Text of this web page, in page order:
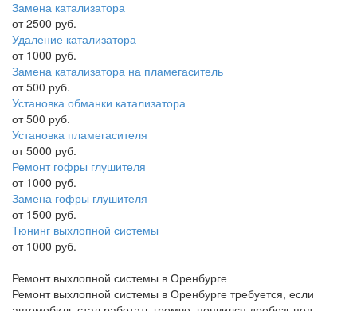
Замена катализатора
от 2500 руб.
Удаление катализатора
от 1000 руб.
Замена катализатора на пламегаситель
от 500 руб.
Установка обманки катализатора
от 500 руб.
Установка пламегасителя
от 5000 руб.
Ремонт гофры глушителя
от 1000 руб.
Замена гофры глушителя
от 1500 руб.
Тюнинг выхлопной системы
от 1000 руб.
Ремонт выхлопной системы в Оренбурге
Ремонт выхлопной системы в Оренбурге требуется, если